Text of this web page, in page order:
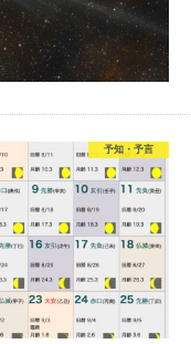
予知・予言